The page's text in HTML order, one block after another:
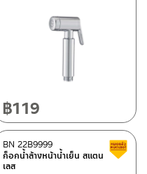
฿119
สินค้าลดราคา เคลียร์สต็อก
ก็อกน้ำล้างหน้าน้ำเย็น สแตน
เลส
BN 22B9999